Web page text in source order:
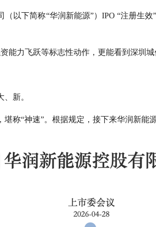
以下简称“华润新能源”）IPO “注册生
能力飞跃等标志性动作，更能看到深圳城
新。
称“神速”。根据规定，接下来华润新能